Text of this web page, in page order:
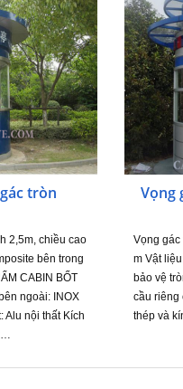
tròn
2,5m, chiều cao
bên trong
CABIN BỐT
ngoài: INOX
Alu nội thất Kích
Vọng
Vọng
m Vật
bảo vệ
cầu riêng
thép và